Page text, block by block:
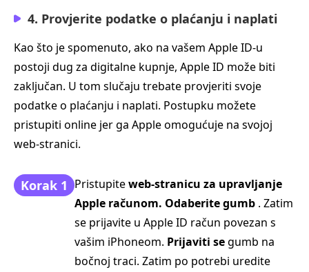
4. Provjerite podatke o plaćanju i naplati
Kao što je spomenuto, ako na vašem Apple ID‑u
postoji dug za digitalne kupnje, Apple ID može biti
zaključan. U tom slučaju trebate provjeriti svoje
podatke o plaćanju i naplati. Postupku možete
pristupiti online jer ga Apple omogućuje na svojoj
web-stranici.
Korak 1 Pristupiteweb-stranicu za upravljanje
Apple računom. Odaberite gumb . Zatim
se prijavite u Apple ID račun povezan s
vašim iPhoneom. Prijaviti segumb na
bočnoj traci. Zatim po potrebi uredite